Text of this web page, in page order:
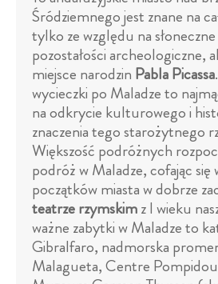
Śródziemnego jest znane na
tylko ze względu na
pozostałości archeologiczne,
miejsce narodzin Pabla Picassa
wycieczki po Maladze to
na odkrycie kulturowego i
znaczenia tego starożytnego
Większość podróżnych
podróż w Maladze, cofając się
początków miasta w dobrze
teatrze rzymskimz I wieku
ważne zabytki w Maladze to
Gibralfaro, nadmorska
Malagueta, Centre